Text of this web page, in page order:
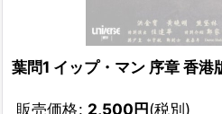
葉問1 イップ・マン 序章 香港
販売価格: 2,500円(税別)